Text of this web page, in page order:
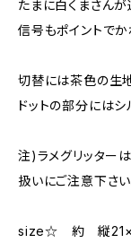
たまに白くまさんが
信号もポイントでか
切替には茶色の生
ドットの部分にはシ
注)ラメグリッター
扱いにご注意下さい
size☆ 約 縦21×